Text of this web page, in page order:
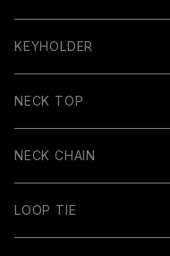
BANGLE
KEYHOLDER
NECK TOP
NECK CHAIN
LOOP TIE